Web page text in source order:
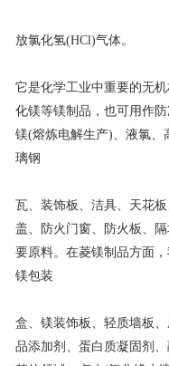
放氯化氢(HCl)气体。
它是化学工业中重要的无
化镁等镁制品，也可用作
镁(熔炼电解生产)、液氯、
璃钢
瓦、装饰板、洁具、天花
盖、防火门窗、防火板、
要原料。在菱镁制品方面
镁包装
盒、镁装饰板、轻质墙板
品添加剂、蛋白质凝固剂